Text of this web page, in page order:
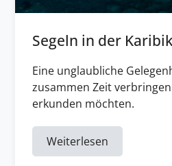
Segeln in der
Eine unglaubliche
zusammen Zeit
erkunden möchten.
Weiterlesen